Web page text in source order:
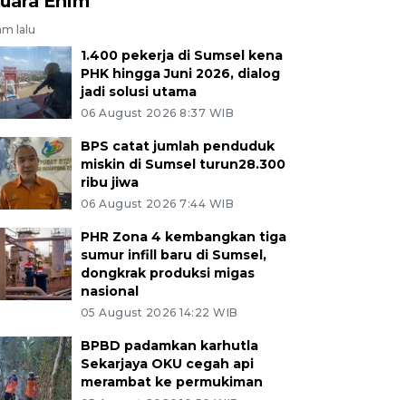
lalu
1.400 pekerja di Sumsel kena
PHK hingga Juni 2026, dialog
jadi solusi utama
06 August 2026 8:37 WIB
BPS catat jumlah penduduk
miskin di Sumsel turun28.300
ribu jiwa
06 August 2026 7:44 WIB
PHR Zona 4 kembangkan tiga
sumur infill baru di Sumsel,
dongkrak produksi migas
nasional
05 August 2026 14:22 WIB
BPBD padamkan karhutla
Sekarjaya OKU cegah api
merambat ke permukiman